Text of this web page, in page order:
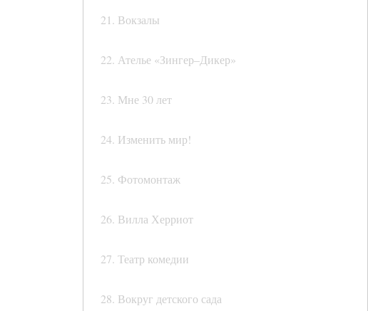
21. Вокзалы
22. Ателье «Зингер–Дикер»
23. Мне 30 лет
24. Изменить мир!
25. Фотомонтаж
26. Вилла Херриот
27. Театр комедии
28. Вокруг детского сада